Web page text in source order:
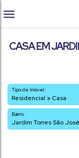
CASA EM
Tipo de Imóvel:
Residencial » Casa
Bairro:
Jardim Torres São José